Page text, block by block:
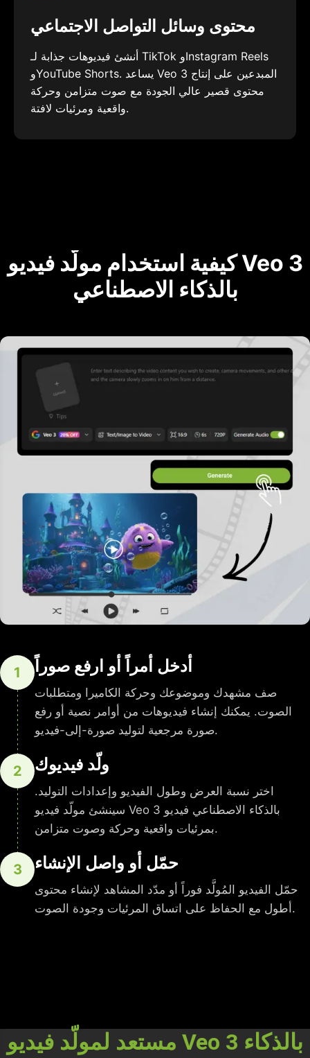
محتوى وسائل التواصل الاجتماعي
أنشئ فيديوهات جذابة لـ TikTok وInstagram Reels
وYouTube Shorts. يساعد Veo 3 المبدعين على إنتاج
محتوى قصير عالي الجودة مع صوت متزامن وحركة
واقعية ومرئيات لافتة.
كيفية استخدام مولّد فيديو Veo 3
بالذكاء الاصطناعي
1 أدخل أمراً أو ارفع صوراً
صف مشهدك وموضوعك وحركة الكاميرا ومتطلبات
الصوت. يمكنك إنشاء فيديوهات من أوامر نصية أو رفع
صورة مرجعية لتوليد صورة-إلى-فيديو.
2 ولّد فيديوك
اختر نسبة العرض وطول الفيديو وإعدادات التوليد.
سينشئ مولّد فيديو Veo 3 بالذكاء الاصطناعي فيديو
بمرئيات واقعية وحركة وصوت متزامن.
3 حمّل أو واصل الإنشاء
حمّل الفيديو المُولَّد فوراً أو مدّد المشاهد لإنشاء محتوى
أطول مع الحفاظ على اتساق المرئيات وجودة الصوت.
مستعد لمولّد فيديو Veo 3 بالذكاء